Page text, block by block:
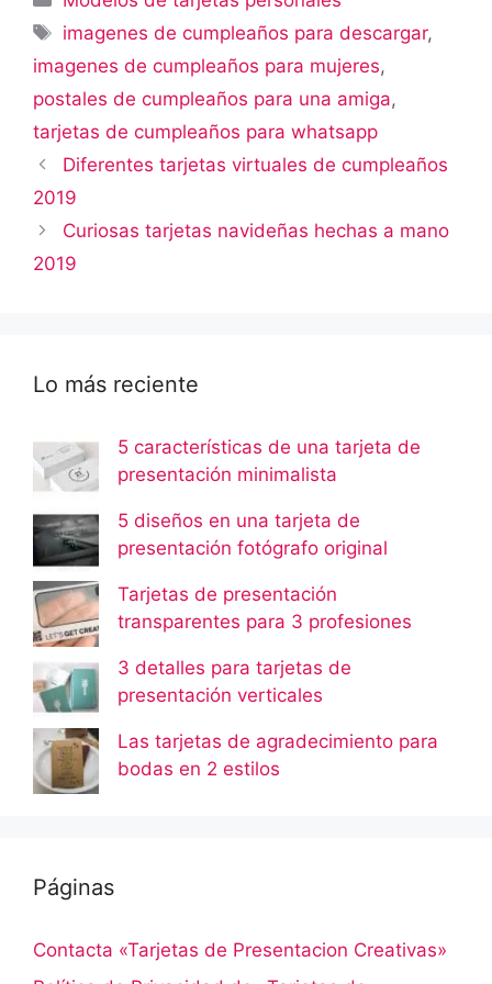
Etiquetas
imagenes de cumpleaños para descargar,
imagenes de cumpleaños para mujeres,
postales de cumpleaños para una amiga,
tarjetas de cumpleaños para whatsapp
Diferentes tarjetas virtuales de cumpleaños
2019
Curiosas tarjetas navideñas hechas a mano
2019
Lo más reciente
5 características de una tarjeta de
presentación minimalista
5 diseños en una tarjeta de
presentación fotógrafo original
Tarjetas de presentación
transparentes para 3 profesiones
3 detalles para tarjetas de
presentación verticales
Las tarjetas de agradecimiento para
bodas en 2 estilos
Páginas
Contacta «Tarjetas de Presentacion Creativas»